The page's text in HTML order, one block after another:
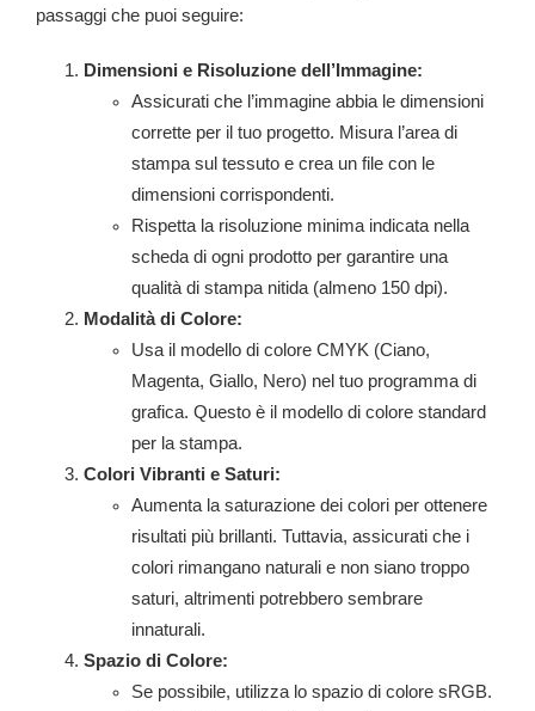
passaggi che puoi seguire:
Dimensioni e Risoluzione dell’Immagine:
Assicurati che l’immagine abbia le dimensioni
corrette per il tuo progetto. Misura l’area di
stampa sul tessuto e crea un file con le
dimensioni corrispondenti.
Rispetta la risoluzione minima indicata nella
scheda di ogni prodotto per garantire una
qualità di stampa nitida (almeno 150 dpi).
Modalità di Colore:
Usa il modello di colore CMYK (Ciano,
Magenta, Giallo, Nero) nel tuo programma di
grafica. Questo è il modello di colore standard
per la stampa.
Colori Vibranti e Saturi:
Aumenta la saturazione dei colori per ottenere
risultati più brillanti. Tuttavia, assicurati che i
colori rimangano naturali e non siano troppo
saturi, altrimenti potrebbero sembrare
innaturali.
Spazio di Colore:
Se possibile, utilizza lo spazio di colore sRGB.